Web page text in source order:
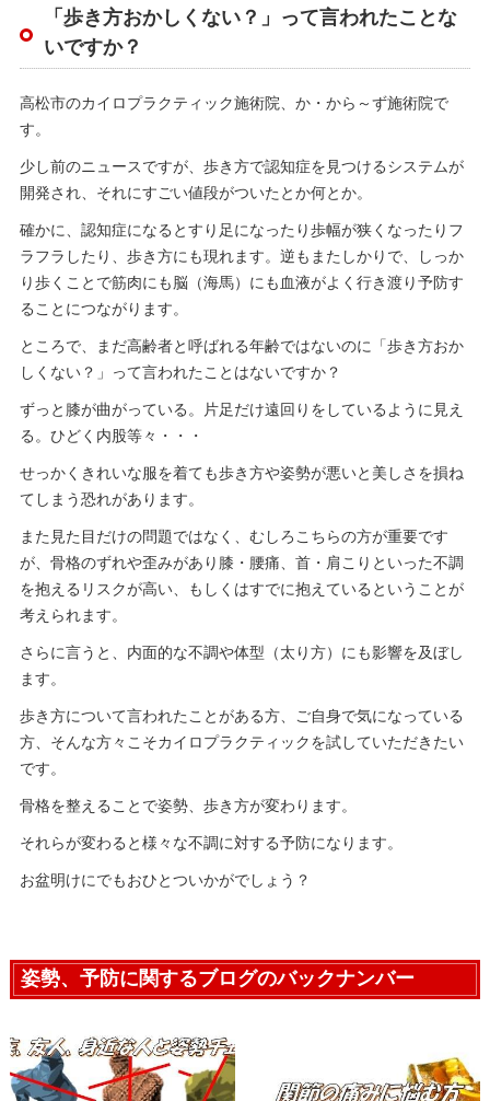
「歩き方おかしくない？」って言われたことな
いですか？
高松市のカイロプラクティック施術院、か・から～ず施術院で
す。
少し前のニュースですが、歩き方で認知症を見つけるシステムが
開発され、それにすごい値段がついたとか何とか。
確かに、認知症になるとすり足になったり歩幅が狭くなったりフ
ラフラしたり、歩き方にも現れます。逆もまたしかりで、しっか
り歩くことで筋肉にも脳（海馬）にも血液がよく行き渡り予防す
ることにつながります。
ところで、まだ高齢者と呼ばれる年齢ではないのに「歩き方おか
しくない？」って言われたことはないですか？
ずっと膝が曲がっている。片足だけ遠回りをしているように見え
る。ひどく内股等々・・・
せっかくきれいな服を着ても歩き方や姿勢が悪いと美しさを損ね
てしまう恐れがあります。
また見た目だけの問題ではなく、むしろこちらの方が重要です
が、骨格のずれや歪みがあり膝・腰痛、首・肩こりといった不調
を抱えるリスクが高い、もしくはすでに抱えているということが
考えられます。
さらに言うと、内面的な不調や体型（太り方）にも影響を及ぼし
ます。
歩き方について言われたことがある方、ご自身で気になっている
方、そんな方々こそカイロプラクティックを試していただきたい
です。
骨格を整えることで姿勢、歩き方が変わります。
それらが変わると様々な不調に対する予防になります。
お盆明けにでもおひとついかがでしょう？
姿勢、予防に関するブログのバックナンバー